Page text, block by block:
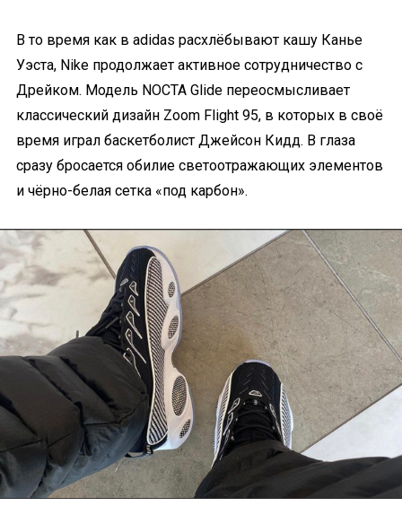
В то время как в adidas расхлёбывают кашу Канье
Уэста, Nike продолжает активное сотрудничество с
Дрейком. Модель NOCTA Glide переосмысливает
классический дизайн Zoom Flight 95, в которых в своё
время играл баскетболист Джейсон Кидд. В глаза
сразу бросается обилие светоотражающих элементов
и чёрно-белая сетка «под карбон».